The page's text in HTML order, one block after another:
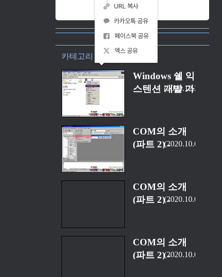
URL 복사
카카오톡 공유
페이스북 공유
엑스 공유
카테고리 “API/COM”
Windows 쉘 익
스텐션 개발 가
2020.12.25
COM의 소개
(파트 2) -2020.10.08
COM의 소개
(파트 2) -2020.10.08
COM의 소개
(파트 2) -2020.10.08